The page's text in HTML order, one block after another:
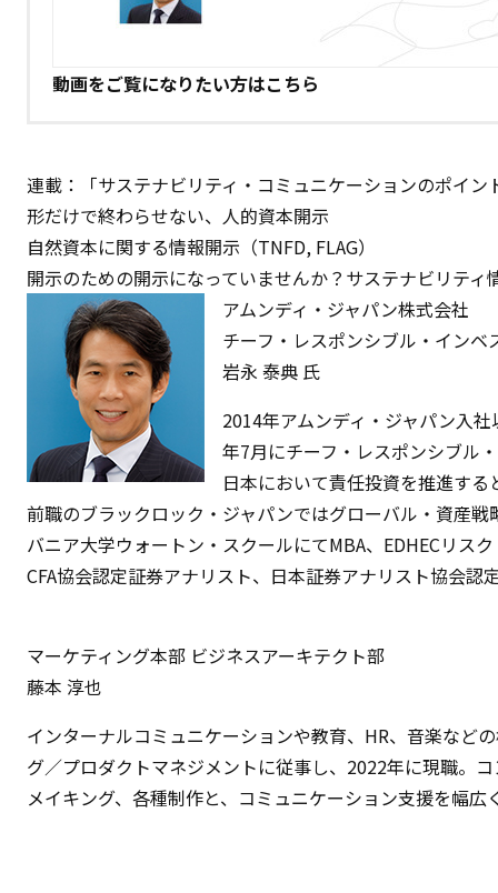
動画をご覧になりたい方はこちら
連載：「サステナビリティ・コミュニケーションのポイン
形だけで終わらせない、人的資本開示
自然資本に関する情報開示（TNFD, FLAG）
開示のための開示になっていませんか？――サステナビリテ
アムンディ・ジャパン株式会社
チーフ・レスポンシブル・イン
岩永 泰典 氏
2014年アムンディ・ジャパン入
年7月にチーフ・レスポンシブル
日本において責任投資を推進す
前職のブラックロック・ジャパンではグローバル・資産
バニア大学ウォートン・スクールにてMBA、EDHECリス
CFA協会認定証券アナリスト、日本証券アナリスト協会認
マーケティング本部 ビジネスアーキテクト部
藤本 淳也
インターナルコミュニケーションや教育、HR、音楽など
グ／プロダクトマネジメントに従事し、2022年に現職。
メイキング、各種制作と、コミュニケーション支援を幅広